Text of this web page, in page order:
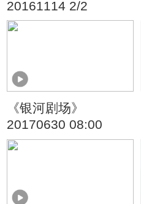
20161114 2/2
《银河剧场》
20170630 08:00